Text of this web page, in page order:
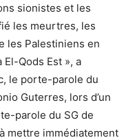
sionistes et les
les meurtres, les
les Palestiniens en
Qods Est », a
le porte-parole du
Guterres, lors d’un
parole du SG de
mettre immédiatement